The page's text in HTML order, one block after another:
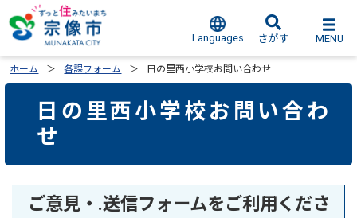
Languages さがす MENU
ホーム 各課フォーム 日の里西小学校お問い合わせ
日の里西小学校お問い合わ
せ
ご意見・.送信フォームをご利用くださ